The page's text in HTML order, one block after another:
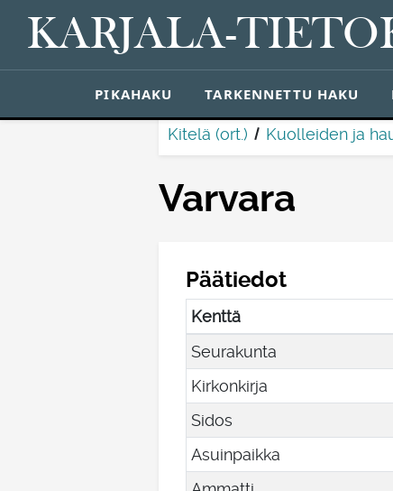
KARJALA-
PIKAHAKU TARKENNETTU HAKU
Kitelä (ort.) Kuolleiden ja
Varvara
Päätiedot
Kenttä
Seurakunta
Kirkonkirja
Sidos
Asuinpaikka